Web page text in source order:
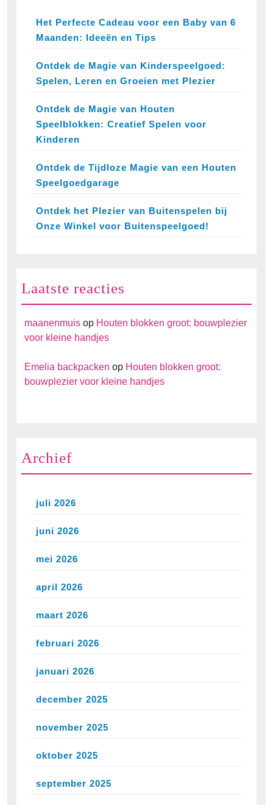
Het Perfecte Cadeau voor een Baby van 6
Maanden: Ideeën en Tips
Ontdek de Magie van Kinderspeelgoed:
Spelen, Leren en Groeien met Plezier
Ontdek de Magie van Houten
Speelblokken: Creatief Spelen voor
Kinderen
Ontdek de Tijdloze Magie van een Houten
Speelgoedgarage
Ontdek het Plezier van Buitenspelen bij
Onze Winkel voor Buitenspeelgoed!
Laatste reacties
maanenmuis op Houten blokken groot: bouwplezier
voor kleine handjes
Emelia backpacken op Houten blokken groot:
bouwplezier voor kleine handjes
Archief
juli 2026
juni 2026
mei 2026
april 2026
maart 2026
februari 2026
januari 2026
december 2025
november 2025
oktober 2025
september 2025